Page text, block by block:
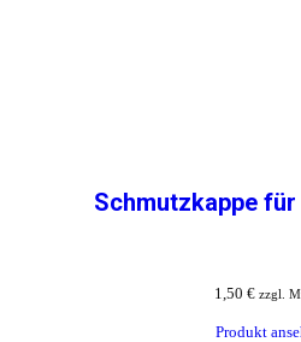
Schmutzkappe
1,50 € zzgl.
Produkt